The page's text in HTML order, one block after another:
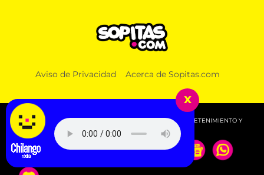
Aviso de Privacidad Acerca de Sopitas.com
© 2026 SOPITAS.COM - MÚSICA, NOTICIAS, DEPORTES, ENTRETENIMIENTO Y
MÁS!.
x
Escucha Radio Chilango -